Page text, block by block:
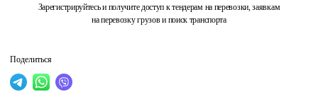
Зарегистрируйтесь и получите доступ к тендерам на перевозки, заявкам
на перевозку грузов и поиск транспорта
Поделиться